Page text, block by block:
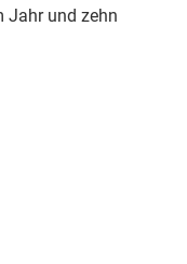
Jahr und zehn